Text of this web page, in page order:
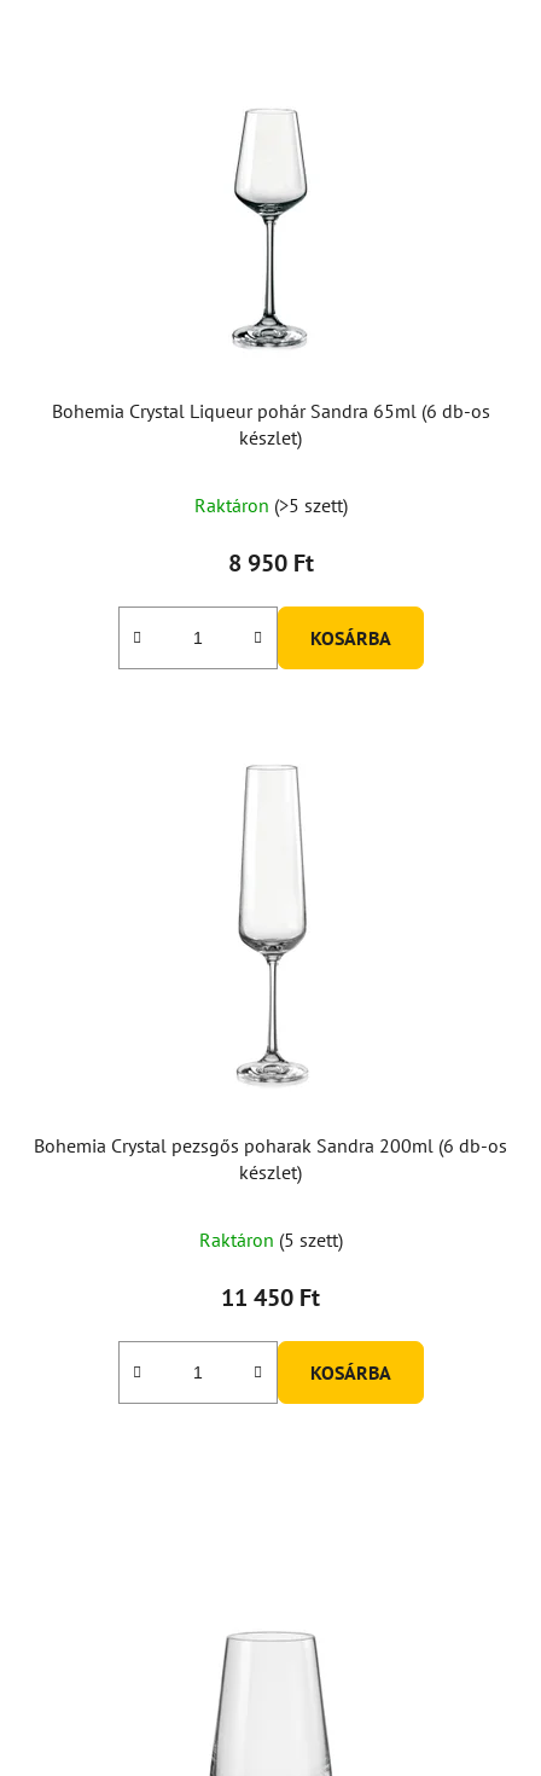
Bohemia Crystal Liqueur pohár Sandra 65ml (6 db-os
készlet)
Raktáron (>5 szett)
8 950 Ft
KOSÁRBA
Bohemia Crystal pezsgős poharak Sandra 200ml (6 db-os
készlet)
Raktáron (5 szett)
11 450 Ft
KOSÁRBA